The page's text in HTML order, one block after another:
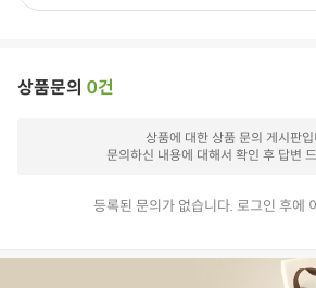
상품문의 0건
상품에 대한 상품 문의 게시판입
문의하신 내용에 대해서 확인 후 답변
등록된 문의가 없습니다. 로그인 후에